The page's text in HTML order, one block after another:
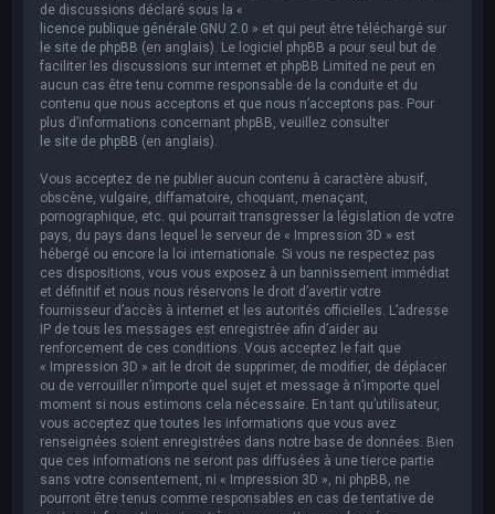
de discussions déclaré sous la «
licence publique générale GNU 2.0 » et qui peut être téléchargé sur
le site de phpBB (en anglais). Le logiciel phpBB a pour seul but de
faciliter les discussions sur internet et phpBB Limited ne peut en
aucun cas être tenu comme responsable de la conduite et du
contenu que nous acceptons et que nous n’acceptons pas. Pour
plus d’informations concernant phpBB, veuillez consulter
le site de phpBB (en anglais).
Vous acceptez de ne publier aucun contenu à caractère abusif,
obscène, vulgaire, diffamatoire, choquant, menaçant,
pornographique, etc. qui pourrait transgresser la législation de votre
pays, du pays dans lequel le serveur de « Impression 3D » est
hébergé ou encore la loi internationale. Si vous ne respectez pas
ces dispositions, vous vous exposez à un bannissement immédiat
et définitif et nous nous réservons le droit d’avertir votre
fournisseur d’accès à internet et les autorités officielles. L’adresse
IP de tous les messages est enregistrée afin d’aider au
renforcement de ces conditions. Vous acceptez le fait que
« Impression 3D » ait le droit de supprimer, de modifier, de déplacer
ou de verrouiller n’importe quel sujet et message à n’importe quel
moment si nous estimons cela nécessaire. En tant qu’utilisateur,
vous acceptez que toutes les informations que vous avez
renseignées soient enregistrées dans notre base de données. Bien
que ces informations ne seront pas diffusées à une tierce partie
sans votre consentement, ni « Impression 3D », ni phpBB, ne
pourront être tenus comme responsables en cas de tentative de